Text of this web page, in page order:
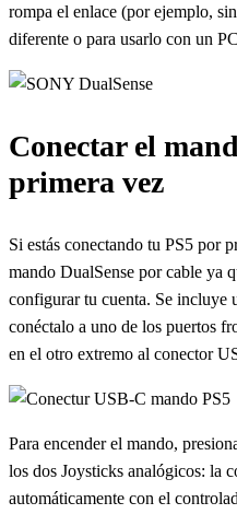
rompa el enlace (por ejemplo,
diferente o para usarlo con un
Conectar el
primera vez
Si estás conectando tu PS5 por
mando DualSense por cable ya
configurar tu cuenta. Se incluye
conéctalo a uno de los puertos
en el otro extremo al conector
Para encender el mando,
los dos Joysticks analógicos: la
automáticamente con el